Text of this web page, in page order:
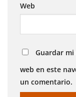
Web
Guardar
web en este
un comentario.